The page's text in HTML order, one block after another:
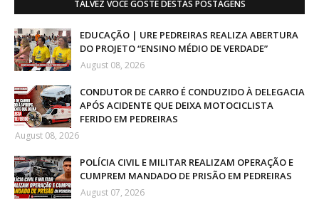
TALVEZ VOCÊ GOSTE DESTAS POSTAGENS
EDUCAÇÃO | URE PEDREIRAS REALIZA ABERTURA
DO PROJETO “ENSINO MÉDIO DE VERDADE”
August 08, 2026
CONDUTOR DE CARRO É CONDUZIDO À DELEGACIA
APÓS ACIDENTE QUE DEIXA MOTOCICLISTA
FERIDO EM PEDREIRAS
August 08, 2026
POLÍCIA CIVIL E MILITAR REALIZAM OPERAÇÃO E
CUMPREM MANDADO DE PRISÃO EM PEDREIRAS
August 07, 2026